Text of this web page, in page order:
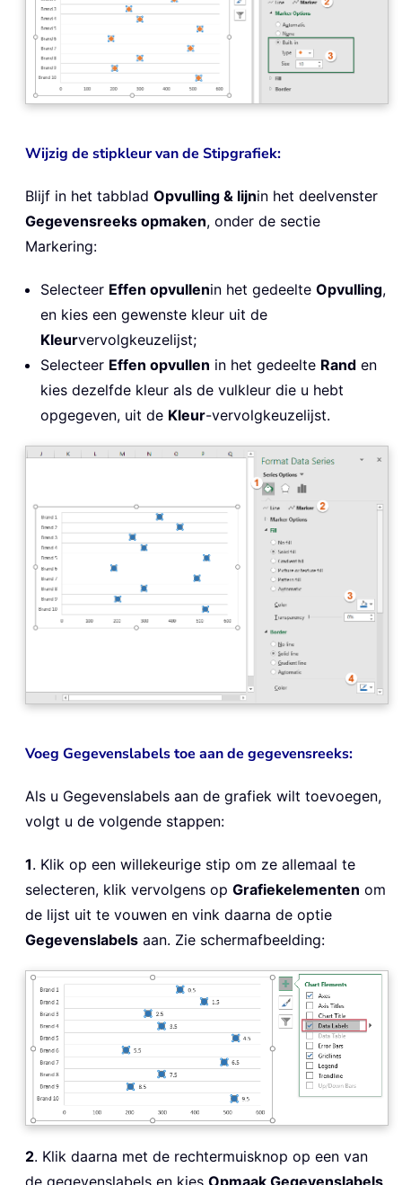
Wijzig de stipkleur van de Stipgrafiek:
Blijf in het tabblad Opvulling & lijnin het deelvenster
Gegevensreeks opmaken, onder de sectie
Markering:
Selecteer Effen opvullenin het gedeelte Opvulling,
en kies een gewenste kleur uit de
Kleurvervolgkeuzelijst;
Selecteer Effen opvullen in het gedeelte Rand en
kies dezelfde kleur als de vulkleur die u hebt
opgegeven, uit de Kleur-vervolgkeuzelijst.
Voeg Gegevenslabels toe aan de gegevensreeks:
Als u Gegevenslabels aan de grafiek wilt toevoegen,
volgt u de volgende stappen:
1. Klik op een willekeurige stip om ze allemaal te
selecteren, klik vervolgens op Grafiekelementen om
de lijst uit te vouwen en vink daarna de optie
Gegevenslabels aan. Zie schermafbeelding:
2. Klik daarna met de rechtermuisknop op een van